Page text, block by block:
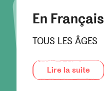
En Français
TOUS LES ÂGES
Lire la suite